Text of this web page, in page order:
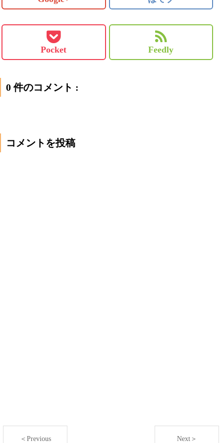
Pocket Feedly
0 件のコメント :
コメントを投稿
＜Previous Next＞